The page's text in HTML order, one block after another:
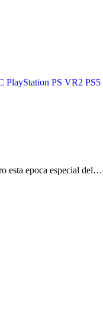
PlayStation PS VR2 PS5
esta epoca especial del…